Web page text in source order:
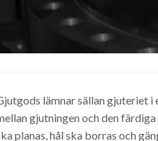
lämnar sällan gjuteriet
gjutningen och den
planas, hål ska borras och